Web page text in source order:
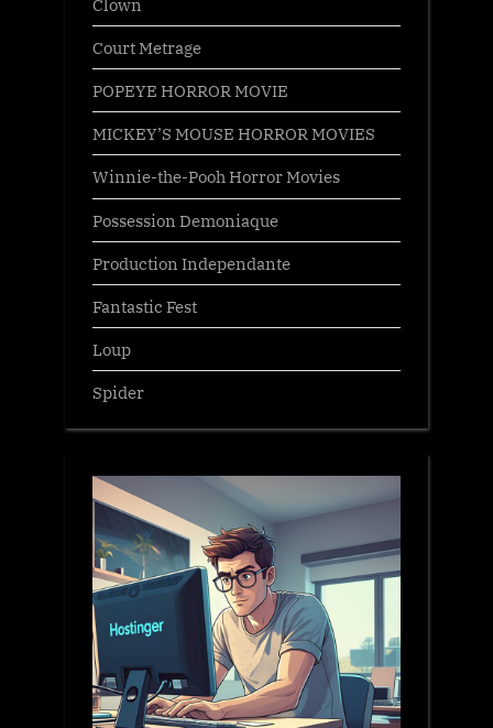
Court Metrage
POPEYE HORROR MOVIE
MICKEY’S MOUSE HORROR MOVIES
Winnie-the-Pooh Horror Movies
Possession Demoniaque
Production Independante
Fantastic Fest
Loup
Spider